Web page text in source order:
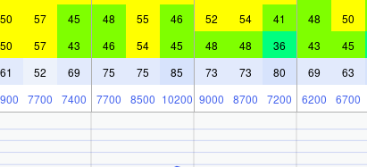
50 57 45 48 55 46 52 54 41 48 50
50
57 43 46 54 45 48 48 36 43 45
61
52 69 75 75 85 73 73 80 69 63
7700 7400 7700 8500 10200 9000 8700 7200 6200 6700